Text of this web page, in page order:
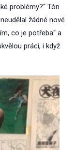
problémy?“ Tón
žádné nové
co je potřeba“ a
práci, i když